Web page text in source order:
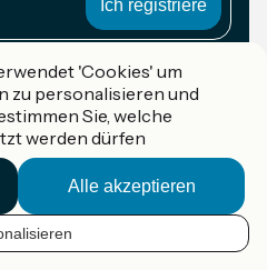
Destination France
'Cookies' um
zu personalisieren und
Sie, welche
werden dürfen
Alle akzeptieren